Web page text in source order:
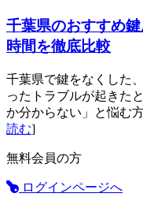
千葉県のおすすめ
時間を徹底比較
千葉県で鍵をなくした
ったトラブルが起きた
か分からない」と悩む
読む]
無料会員の方
ログインページへ